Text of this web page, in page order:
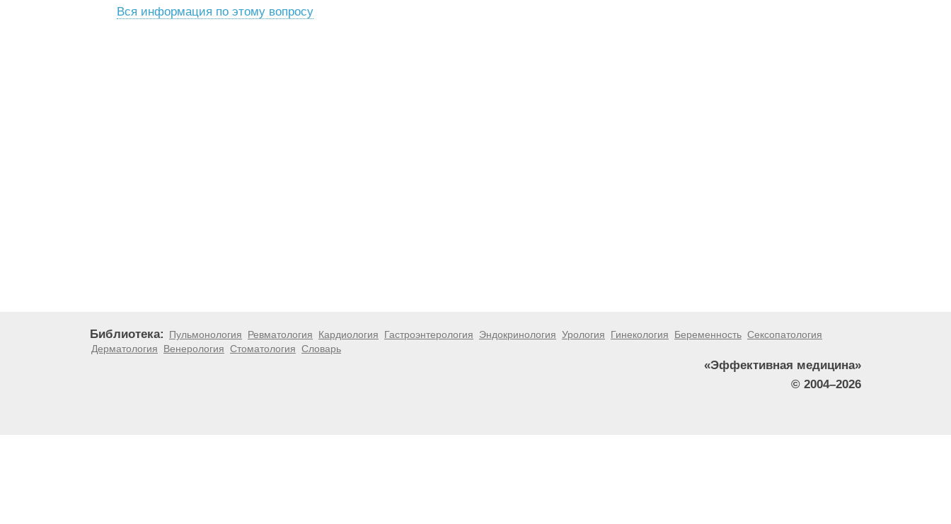
Вся информация по этому вопросу
Библиотека: Пульмонология Ревматология Кардиология Гастроэнтерология Эндокринология Урология Гинекология Беременность Сексопатология
Дерматология
Венерология Стоматология Словарь
«Эффективная медицина»
© 2004–2026